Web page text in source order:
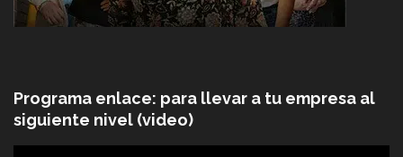
Programa enlace: para llevar a tu empresa al
siguiente nivel (video)